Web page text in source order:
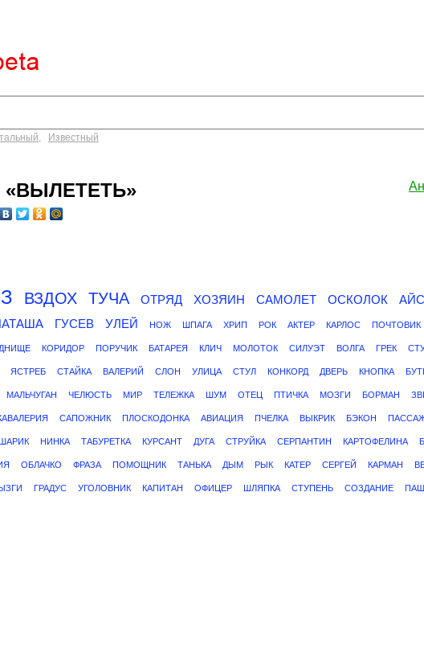
, Известный
«ВЫЛЕТЕТЬ»
ВЗДОХ ТУЧА ОТРЯД ХОЗЯИН САМОЛЕТ ОСКОЛОК
ГУСЕВ УЛЕЙ НОЖ ШПАГА ХРИП РОК АКТЕР КАРЛОС ПОЧТОВИК
ДНИЩЕ КОРИДОР ПОРУЧИК БАТАРЕЯ КЛИЧ МОЛОТОК СИЛУЭТ ВОЛГА ГРЕК
ЯСТРЕБ СТАЙКА ВАЛЕРИЙ СЛОН УЛИЦА СТУЛ КОНКОРД ДВЕРЬ КНОПКА
МАЛЬЧУГАН ЧЕЛЮСТЬ МИР ТЕЛЕЖКА ШУМ ОТЕЦ ПТИЧКА МОЗГИ БОРМАН
САПОЖНИК ПЛОСКОДОНКА АВИАЦИЯ ПЧЕЛКА ВЫКРИК БЭКОН
ШАРИК НИНКА ТАБУРЕТКА КУРСАНТ ДУГА СТРУЙКА СЕРПАНТИН КАРТОФЕЛИНА
ОБЛАЧКО ФРАЗА ПОМОЩНИК ТАНЬКА ДЫМ РЫК КАТЕР СЕРГЕЙ КАРМАН
ГРАДУС УГОЛОВНИК КАПИТАН ОФИЦЕР ШЛЯПКА СТУПЕНЬ СОЗДАНИЕ